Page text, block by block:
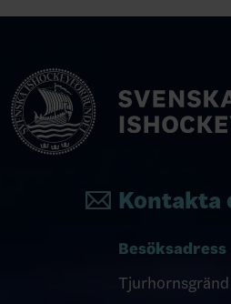
Kontakta
Besöksadress